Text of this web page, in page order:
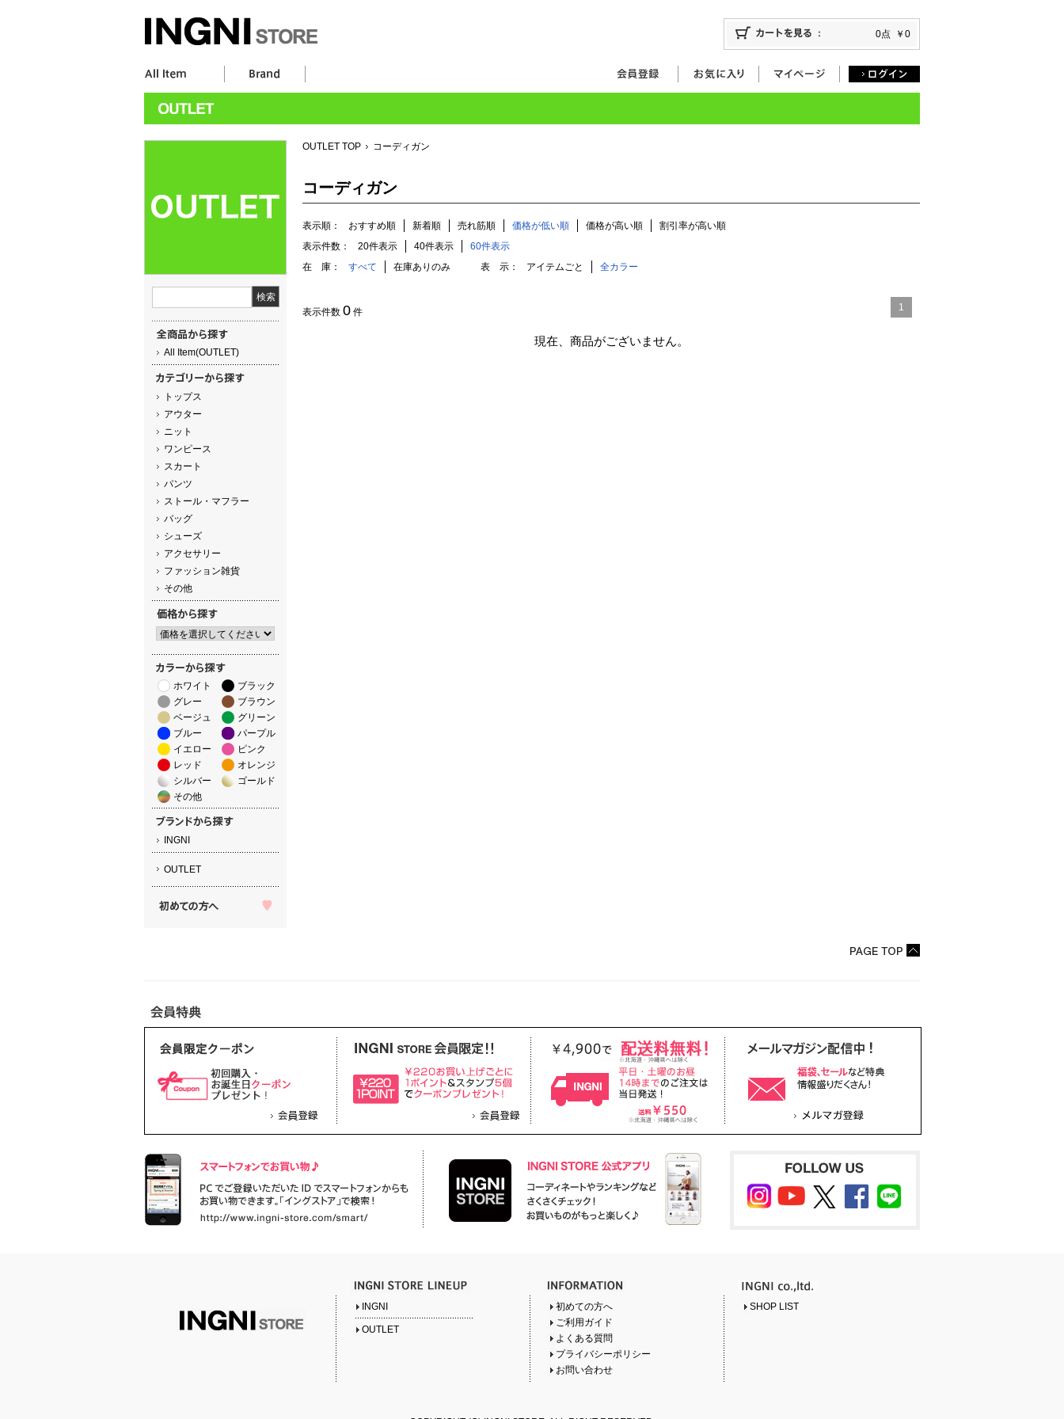
0点 ￥0
All Item(OUTLET)
トップス
アウター
ニット
ワンピース
スカート
パンツ
ストール・マフラー
バッグ
シューズ
アクセサリー
ファッション雑貨
その他
ホワイト
ブラック
グレー
ブラウン
ベージュ
グリーン
ブルー
パープル
イエロー
ピンク
レッド
オレンジ
シルバー
ゴールド
その他
INGNI
OUTLET
OUTLET TOP コーディガン
コーディガン
表示順： おすすめ順 新着順 売れ筋順 価格が低い順 価格が高い順
割引率が高い順
表示件数：
20件表示 40件表示
60件表示
在 庫：
すべて 在庫ありのみ 表 示： アイテムごと 全カラー
表示件数 0 件 1
現在、商品がございません。
INGNI
OUTLET
初めての方へ
ご利用ガイド
よくある質問
プライバシーポリシー
お問い合わせ
SHOP LIST